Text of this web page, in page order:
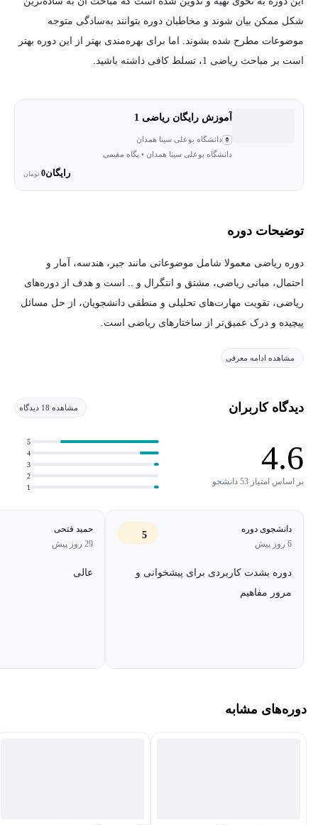
شکل ممکن بیان شوند و مخاطبان دوره بتوانند به‌سادگی متوجه
موضوعات مطرح شده بشوند. اما برای بهره‌مندی بهتر از این دوره بهتر
است بر مباحث ریاضی 1، تسلط کافی داشته باشید.
آموزش رایگان ریاضی 1
دانشگاه بوعلی سینا همدان
دانشگاه بوعلی سینا همدان • پگاه مقیمی
رایگان0 تومان
توضیحات دوره
دوره ریاضی معمولا شامل موضوعاتی مانند جبر، هندسه، آمار و
احتمال، مبانی ریاضی، مشتق و انتگرال و .. است و هدف از دوره‌های
ریاضی، تقویت مهارت‌های تحلیلی و منطقی دانشجویان، از حل مسائل
پیچیده و درک عمیق‌تر از ساختارهای ریاضی است.
محاسبه انتگرال‌های چندگانه، بررسی توابع چند متغیره و ... می‌پردازد.
مشاهده ادامه معرفی
دیدگاه کاربران مشاهده 18 دیدگاه
4.6
بر اساس امتیاز 53 دانشجو
1
2
3
4
5
دانشجوی دوره
6 روز پیش
5
دوره بشدت کاربردی برای پیشخوانی و
مرور مفاهیم
حمید فتحی
29 روز پیش
عالی
دوره‌های مشابه